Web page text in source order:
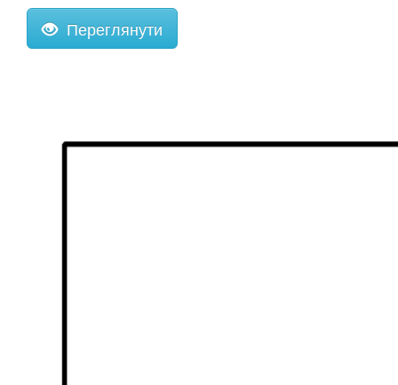
Переглянути